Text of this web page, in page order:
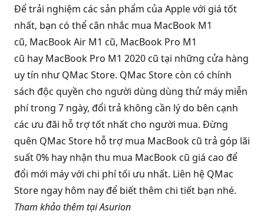
Để trải nghiệm các sản phẩm của Apple với giá tốt
nhất, bạn có thể cân nhắc mua MacBook M1
cũ, MacBook Air M1 cũ, MacBook Pro M1
cũ hay MacBook Pro M1 2020 cũ tại những cửa hàng
uy tín như QMac Store. QMac Store còn có chính
sách độc quyền cho người dùng dùng thử máy miễn
phí trong 7 ngày, đổi trả không cần lý do bên cạnh
các ưu đãi hỗ trợ tốt nhất cho người mua. Đừng
quên QMac Store hỗ trợ mua MacBook cũ trả góp lãi
suất 0% hay nhận thu mua MacBook cũ giá cao để
đổi mới máy với chi phí tối ưu nhất. Liên hệ QMac
Store ngay hôm nay để biết thêm chi tiết bạn nhé.
Tham khảo thêm tạiAsurion